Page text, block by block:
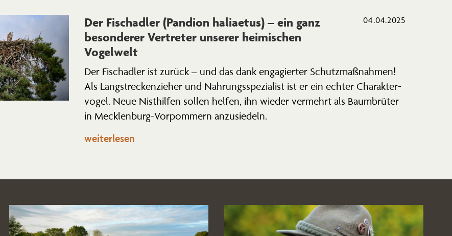
04.04.2025
Der Fisch­adler (Pandion haliaetus) – ein ganz
beson­derer Vertreter unserer heimi­schen
Vogelwelt
Der Fisch­adler ist zurück – und das dank engagierter Schutz­maß­nahmen!
Als Langstre­cken­zieher und Nahrungs­spe­zialist ist er ein echter Charak­ter­
vogel. Neue Nisthilfen sollen helfen, ihn wieder vermehrt als Baumbrüter
in Mecklenburg-Vorpommern anzusiedeln.
weiterlesen